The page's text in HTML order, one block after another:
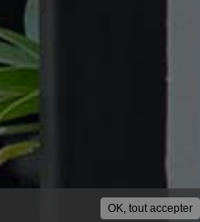
OK, tout accepter